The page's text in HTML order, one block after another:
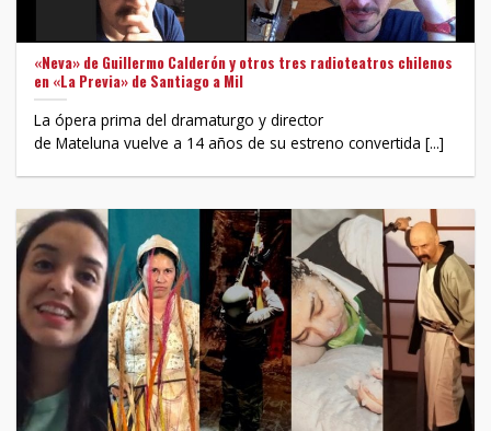
«Neva» de Guillermo Calderón y otros tres radioteatros chilenos
en «La Previa» de Santiago a Mil
La ópera prima del dramaturgo y director
de Mateluna vuelve a 14 años de su estreno convertida [...]